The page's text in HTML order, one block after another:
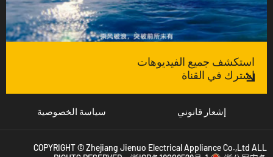
استكشف جميع الفيديوهات
اشترك في القناة
إشعار قانوني سياسة الخصوصية
COPYRIGHT © Zhejiang Jienuo Electrical Appliance Co.,Ltd ALL